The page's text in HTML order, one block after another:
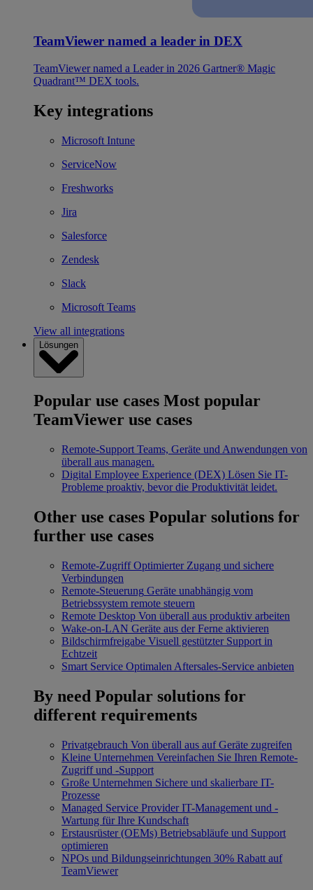
TeamViewer named a leader in DEX
TeamViewer named a Leader in 2026 Gartner® Magic
Quadrant™ DEX tools.
Key integrations
Microsoft Intune
ServiceNow
Freshworks
Jira
Salesforce
Zendesk
Slack
Microsoft Teams
View all integrations
Lösungen
Popular use cases Most popular
TeamViewer use cases
Remote-Support Teams, Geräte und Anwendungen von
überall aus managen.
Digital Employee Experience (DEX) Lösen Sie IT-
Probleme proaktiv, bevor die Produktivität leidet.
Other use cases Popular solutions for
further use cases
Remote-Zugriff Optimierter Zugang und sichere
Verbindungen
Remote-Steuerung Geräte unabhängig vom
Betriebssystem remote steuern
Remote Desktop Von überall aus produktiv arbeiten
Wake-on-LAN Geräte aus der Ferne aktivieren
Bildschirmfreigabe Visuell gestützter Support in
Echtzeit
Smart Service Optimalen Aftersales-Service anbieten
By need Popular solutions for
different requirements
Privatgebrauch Von überall aus auf Geräte zugreifen
Kleine Unternehmen Vereinfachen Sie Ihren Remote-
Zugriff und -Support
Große Unternehmen Sichere und skalierbare IT-
Prozesse
Managed Service Provider IT-Management und -
Wartung für Ihre Kundschaft
Erstausrüster (OEMs) Betriebsabläufe und Support
optimieren
NPOs und Bildungseinrichtungen 30% Rabatt auf
TeamViewer